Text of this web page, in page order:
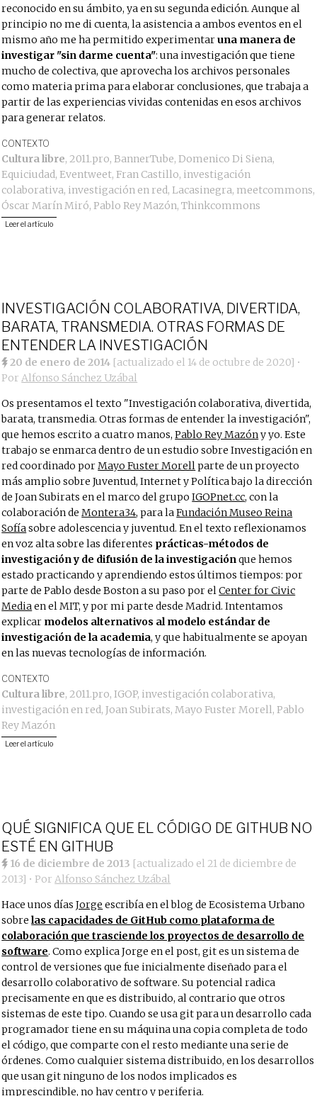
reconocido en su ámbito, ya en su segunda edición. Aunque al
principio no me di cuenta, la asistencia a ambos eventos en el
mismo año me ha permitido experimentaruna manera de
investigar "sin darme cuenta": una investigación que tiene
mucho de colectiva, que aprovecha los archivos personales
como materia prima para elaborar conclusiones, que trabaja a
partir de las experiencias vividas contenidas en esos archivos
para generar relatos.
CONTEXTO
Cultura libre,2011.pro,BannerTube,Domenico Di Siena,
Equiciudad,Eventweet,Fran Castillo, investigación
colaborativa, investigación en red, Lacasinegra, meetcommons,
Óscar Marín Miró,Pablo Rey Mazón,Thinkcommons
Leer el artículo
INVESTIGACIÓN COLABORATIVA, DIVERTIDA,
BARATA, TRANSMEDIA. OTRAS FORMAS DE
ENTENDER LA INVESTIGACIÓN
20 de enero de 2014 [actualizado el 14 de octubre de 2020] •
PorAlfonso Sánchez Uzábal
Os presentamos el texto "Investigación colaborativa, divertida,
barata, transmedia. Otras formas de entender la investigación",
que hemos escrito a cuatro manos,Pablo Rey Mazóny yo. Este
trabajo se enmarca dentro de un estudio sobre Investigación en
red coordinado porMayo Fuster Morellparte de un proyecto
más amplio sobre Juventud, Internet y Política bajo la dirección
de Joan Subirats en el marco del grupoIGOPnet.cc, con la
colaboración deMontera34, para laFundación Museo Reina
Sofíasobre adolescencia y juventud. En el texto reflexionamos
en voz alta sobre las diferentes prácticas-métodos de
investigación y de difusión de la investigaciónque hemos
estado practicando y aprendiendo estos últimos tiempos: por
parte de Pablo desde Boston a su paso por elCenter for Civic
Mediaen el MIT, y por mi parte desde Madrid. Intentamos
explicar modelos alternativos al modelo estándar de
investigación de la academia, y que habitualmente se apoyan
en las nuevas tecnologías de información.
CONTEXTO
Cultura libre,2011.pro,IGOP, investigación colaborativa,
investigación en red,Joan Subirats,Mayo Fuster Morell,Pablo
Rey Mazón
Leer el artículo
QUÉ SIGNIFICA QUE EL CÓDIGO DE GITHUB NO
ESTÉ EN GITHUB
16 de diciembre de 2013 [actualizado el 21 de diciembre de
2013] • PorAlfonso Sánchez Uzábal
Hace unos díasJorge escribía en el blog de Ecosistema Urbano
sobrelas capacidades de GitHub como plataforma de
colaboración que trasciende los proyectos de desarrollo de
software. Como explica Jorge en el post, git es un sistema de
control de versiones que fue inicialmente diseñado para el
desarrollo colaborativo de software. Su potencial radica
precisamente en que es distribuido, al contrario que otros
sistemas de este tipo. Cuando se usa git para un desarrollo cada
programador tiene en su máquina una copia completa de todo
el código, que comparte con el resto mediante una serie de
órdenes. Como cualquier sistema distribuido, en los desarrollos
que usan git ninguno de los nodos implicados es
imprescindible, no hay centro y periferia.